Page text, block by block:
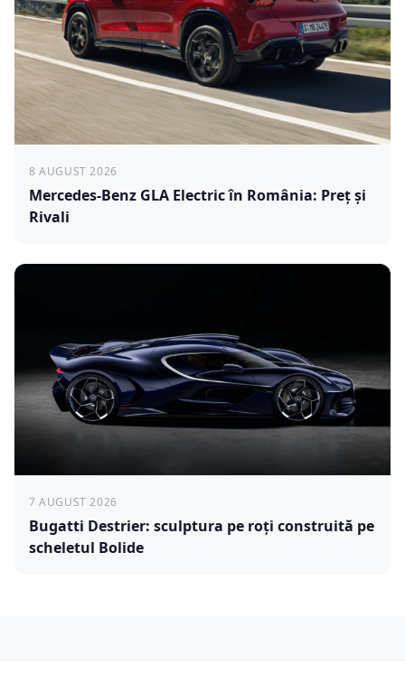
8 AUGUST 2026
Mercedes-Benz GLA Electric în România: Preț și
Rivali
7 AUGUST 2026
Bugatti Destrier: sculptura pe roți construită pe
scheletul Bolide